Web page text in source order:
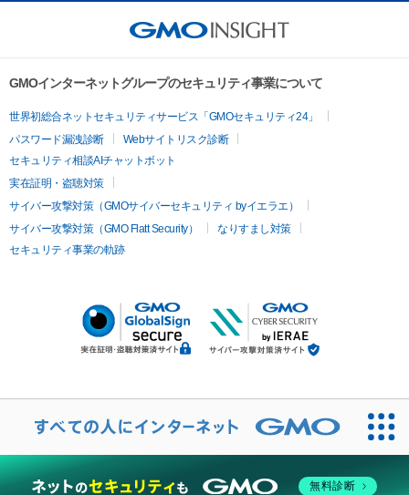
GMOインターネットグループのセキュリティ事業について
世界初総合ネットセキュリティサービス「GMOセキュリティ24」
パスワード漏洩診断
Webサイトリスク診断
セキュリティ相談AIチャットボット
実在証明・盗聴対策
サイバー攻撃対策（GMOサイバーセキュリティ byイエラエ）
サイバー攻撃対策（GMO Flatt Security）
なりすまし対策
セキュリティ事業の軌跡
無料診断